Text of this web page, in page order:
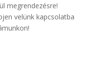
megrendezésre!
velünk kapcsolatba